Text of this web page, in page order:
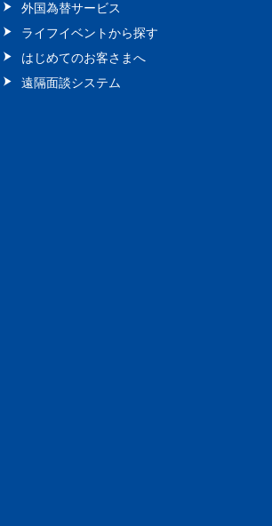
外国為替サービス
ライフイベントから探す
はじめてのお客さまへ
遠隔面談システム